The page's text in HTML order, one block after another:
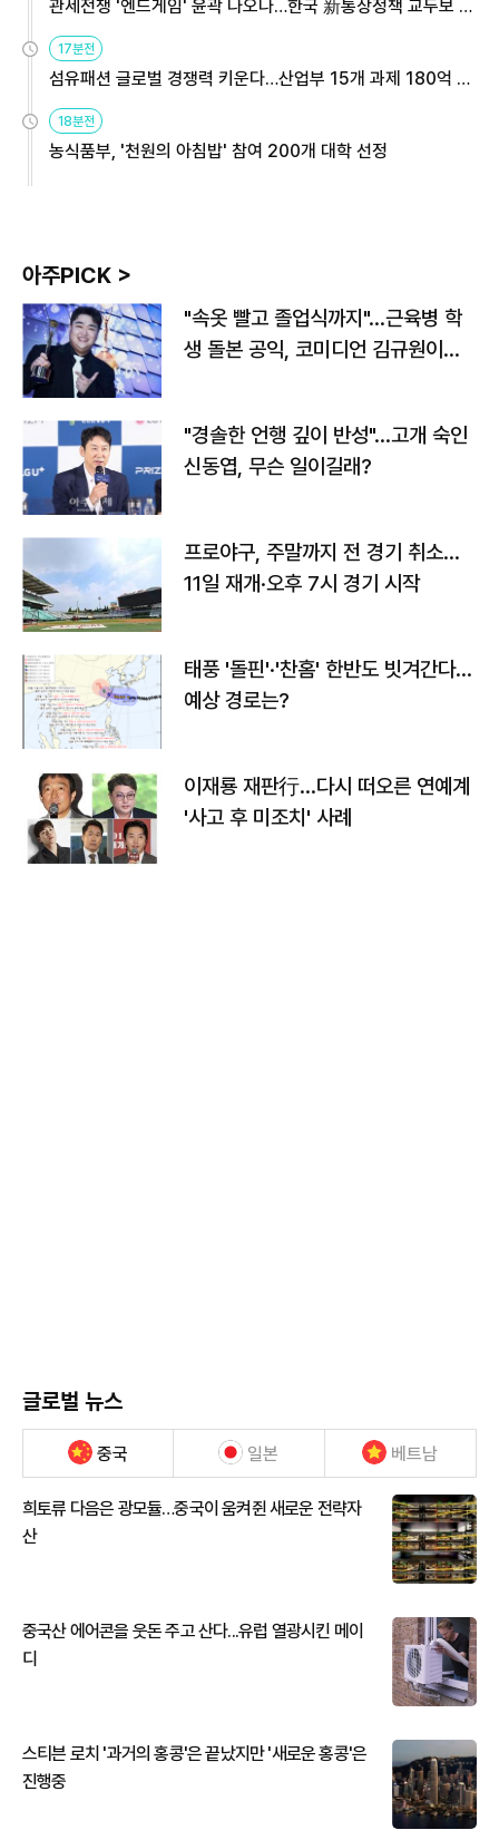
관세전쟁 '엔드게임' 윤곽 나오나…한국 新통상정책 교두보 활
용해야
17분전
섬유패션 글로벌 경쟁력 키운다…산업부 15개 과제 180억 지
원
18분전
농식품부, '천원의 아침밥' 참여 200개 대학 선정
아주PICK >
"속옷 빨고 졸업식까지"…근육병 학
생 돌본 공익, 코미디언 김규원이었
"경솔한 언행 깊이 반성"…고개 숙인
신동엽, 무슨 일이길래?
프로야구, 주말까지 전 경기 취소…
11일 재개·오후 7시 경기 시작
태풍 '돌핀'·'찬홈' 한반도 빗겨간다…
예상 경로는?
이재룡 재판行…다시 떠오른 연예계
'사고 후 미조치' 사례
글로벌 뉴스
중국 일본 베트남
희토류 다음은 광모듈…중국이 움켜쥔 새로운 전략자
산
중국산 에어콘을 웃돈 주고 산다...유럽 열광시킨 메이
디
스티븐 로치 '과거의 홍콩'은 끝났지만 '새로운 홍콩'은
진행중